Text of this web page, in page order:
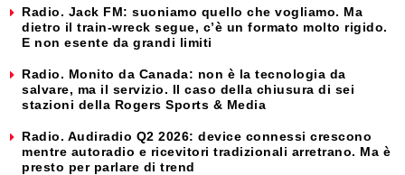
Radio. Jack FM: suoniamo quello che vogliamo. Ma
dietro il train-wreck segue, c’è un formato molto rigido.
E non esente da grandi limiti
Radio. Monito da Canada: non è la tecnologia da
salvare, ma il servizio. Il caso della chiusura di sei
stazioni della Rogers Sports & Media
Radio. Audiradio Q2 2026: device connessi crescono
mentre autoradio e ricevitori tradizionali arretrano. Ma è
presto per parlare di trend